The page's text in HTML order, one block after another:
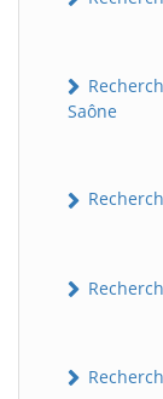
Saône